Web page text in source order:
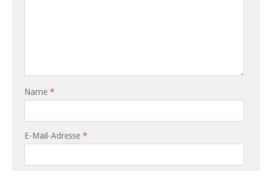
Name *
E-Mail-Adresse *